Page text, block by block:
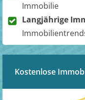
Immobilie
Langjährige
Kostenlose